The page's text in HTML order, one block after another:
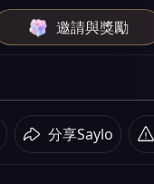
邀請與獎勵
分享Saylo